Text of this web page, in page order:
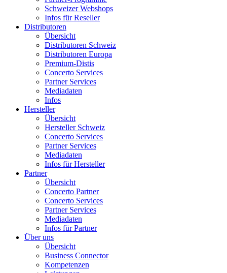
Schweizer Webshops
Infos für Reseller
Distributoren
Übersicht
Distributoren Schweiz
Distributoren Europa
Premium-Distis
Concerto Services
Partner Services
Mediadaten
Infos
Hersteller
Übersicht
Hersteller Schweiz
Concerto Services
Partner Services
Mediadaten
Infos für Hersteller
Partner
Übersicht
Concerto Partner
Concerto Services
Partner Services
Mediadaten
Infos für Partner
Über uns
Übersicht
Business Connector
Kompetenzen